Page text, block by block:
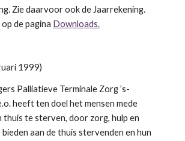
Zie daarvoor ook de Jaarrekening.
de pagina Downloads.
1999)
Palliatieve Terminale Zorg ’s-
heeft ten doel het mensen mede
thuis te sterven, door zorg, hulp en
aan de thuis stervenden en hun